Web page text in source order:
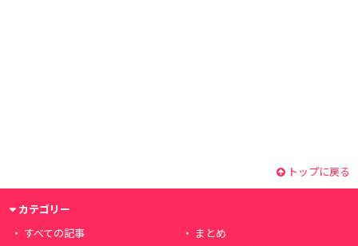
トップに戻る
カテゴリー
すべての記事
まとめ